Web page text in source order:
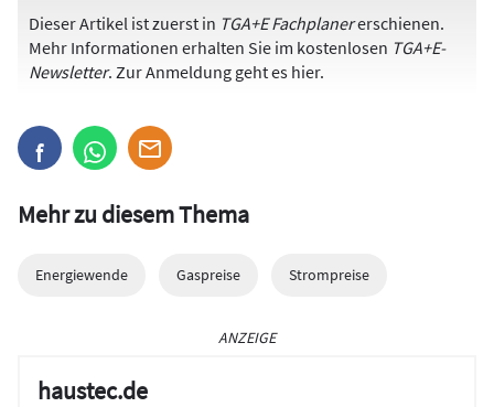
Dieser Artikel ist zuerst in TGA+E Fachplanererschienen.
Mehr Informationen erhalten Sie im kostenlosen TGA+E-
Newsletter. Zur Anmeldung geht es hier.
Mehr zu diesem Thema
Energiewende Gaspreise Strompreise
ANZEIGE
haustec.de